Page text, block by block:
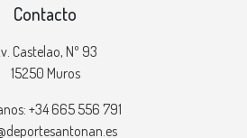
Contacto
Castelao, Nº 93
15250 Muros
+34 665 556 791